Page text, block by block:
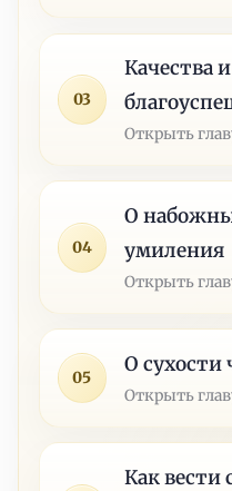
03
Качества
Открыть
04
О
умиления
Открыть
05
О сухости
Открыть
Как вести